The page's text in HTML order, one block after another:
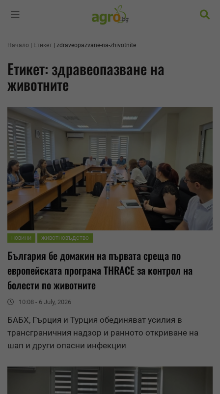
Начало Етикет zdraveopazvane-na-zhivotnite
Етикет: здравеопазване на
животните
НОВИНИ ЖИВОТНОВЪДСТВО
България бе домакин на първата среща по
европейската програма THRACE за контрол на
болести по животните
10:08 - 6 July, 2026
БАБХ, Гърция и Турция обединяват усилия в
трансграничния надзор и ранното откриване на
шап и други опасни инфекции